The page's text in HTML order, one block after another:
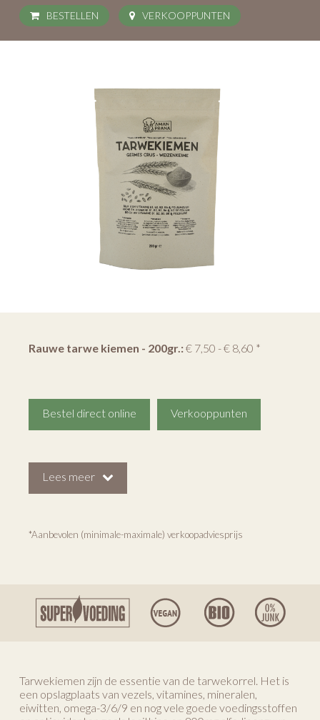
BESTELLEN VERKOOPPUNTEN
Rauwe tarwe kiemen - 200gr.:€ 7,50 - € 8,60 *
Bestel direct online Verkooppunten
Lees meer
*Aanbevolen (minimale-maximale) verkoopadviesprijs
Tarwekiemen zijn de essentie van de tarwekorrel. Het is
een opslagplaats van vezels, vitamines, mineralen,
eiwitten, omega-3/6/9 en nog vele goede voedingsstoffen